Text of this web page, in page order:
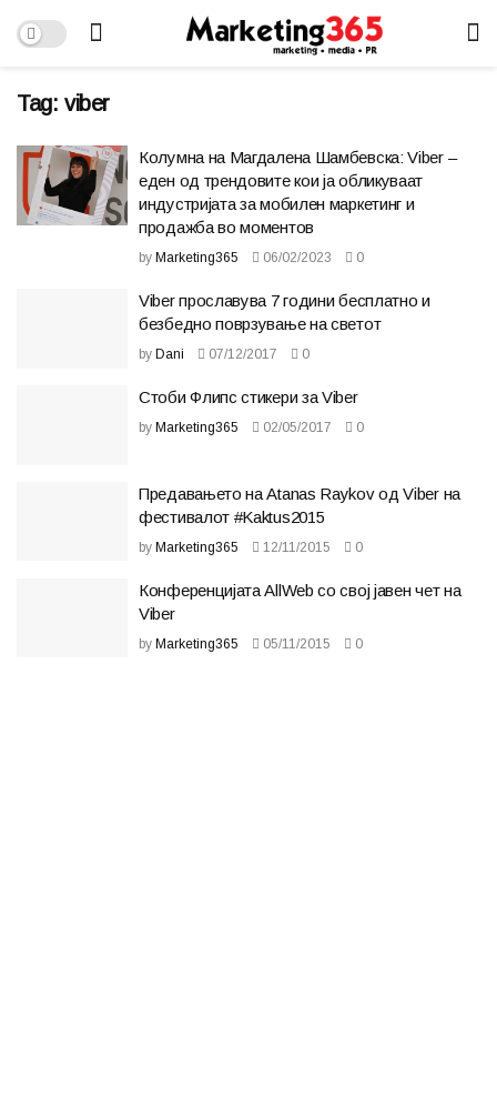
Tag: viber
Колумна на Магдалена Шамбевска: Viber –
еден од трендовите кои ја обликуваат
индустријата за мобилен маркетинг и
продажба во моментов
by Marketing365 06/02/2023 0
Viber прославува 7 години бесплатно и
безбедно поврзување на светот
by Dani 07/12/2017 0
Стоби Флипс стикери за Viber
by Marketing365 02/05/2017 0
Предавањето на Atanas Raykov од Viber на
фестивалот #Kaktus2015
by Marketing365 12/11/2015 0
Конференцијата AllWeb со свој јавен чет на
Viber
by Marketing365 05/11/2015 0